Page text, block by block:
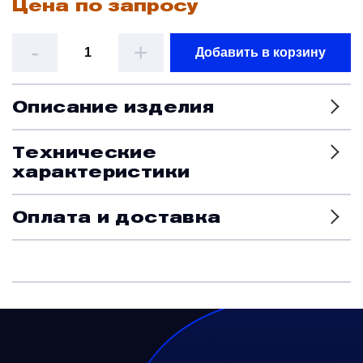
Цена по запросу
- + Добавить в корзину
Описание изделия
Технические
характеристики
Оплата и доставка
Краны и клапаны
Наземное вспомогательное оборудование